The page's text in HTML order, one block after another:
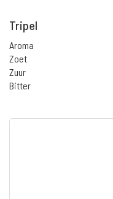
Tripel
Aroma
Zoet
Zuur
Bitter